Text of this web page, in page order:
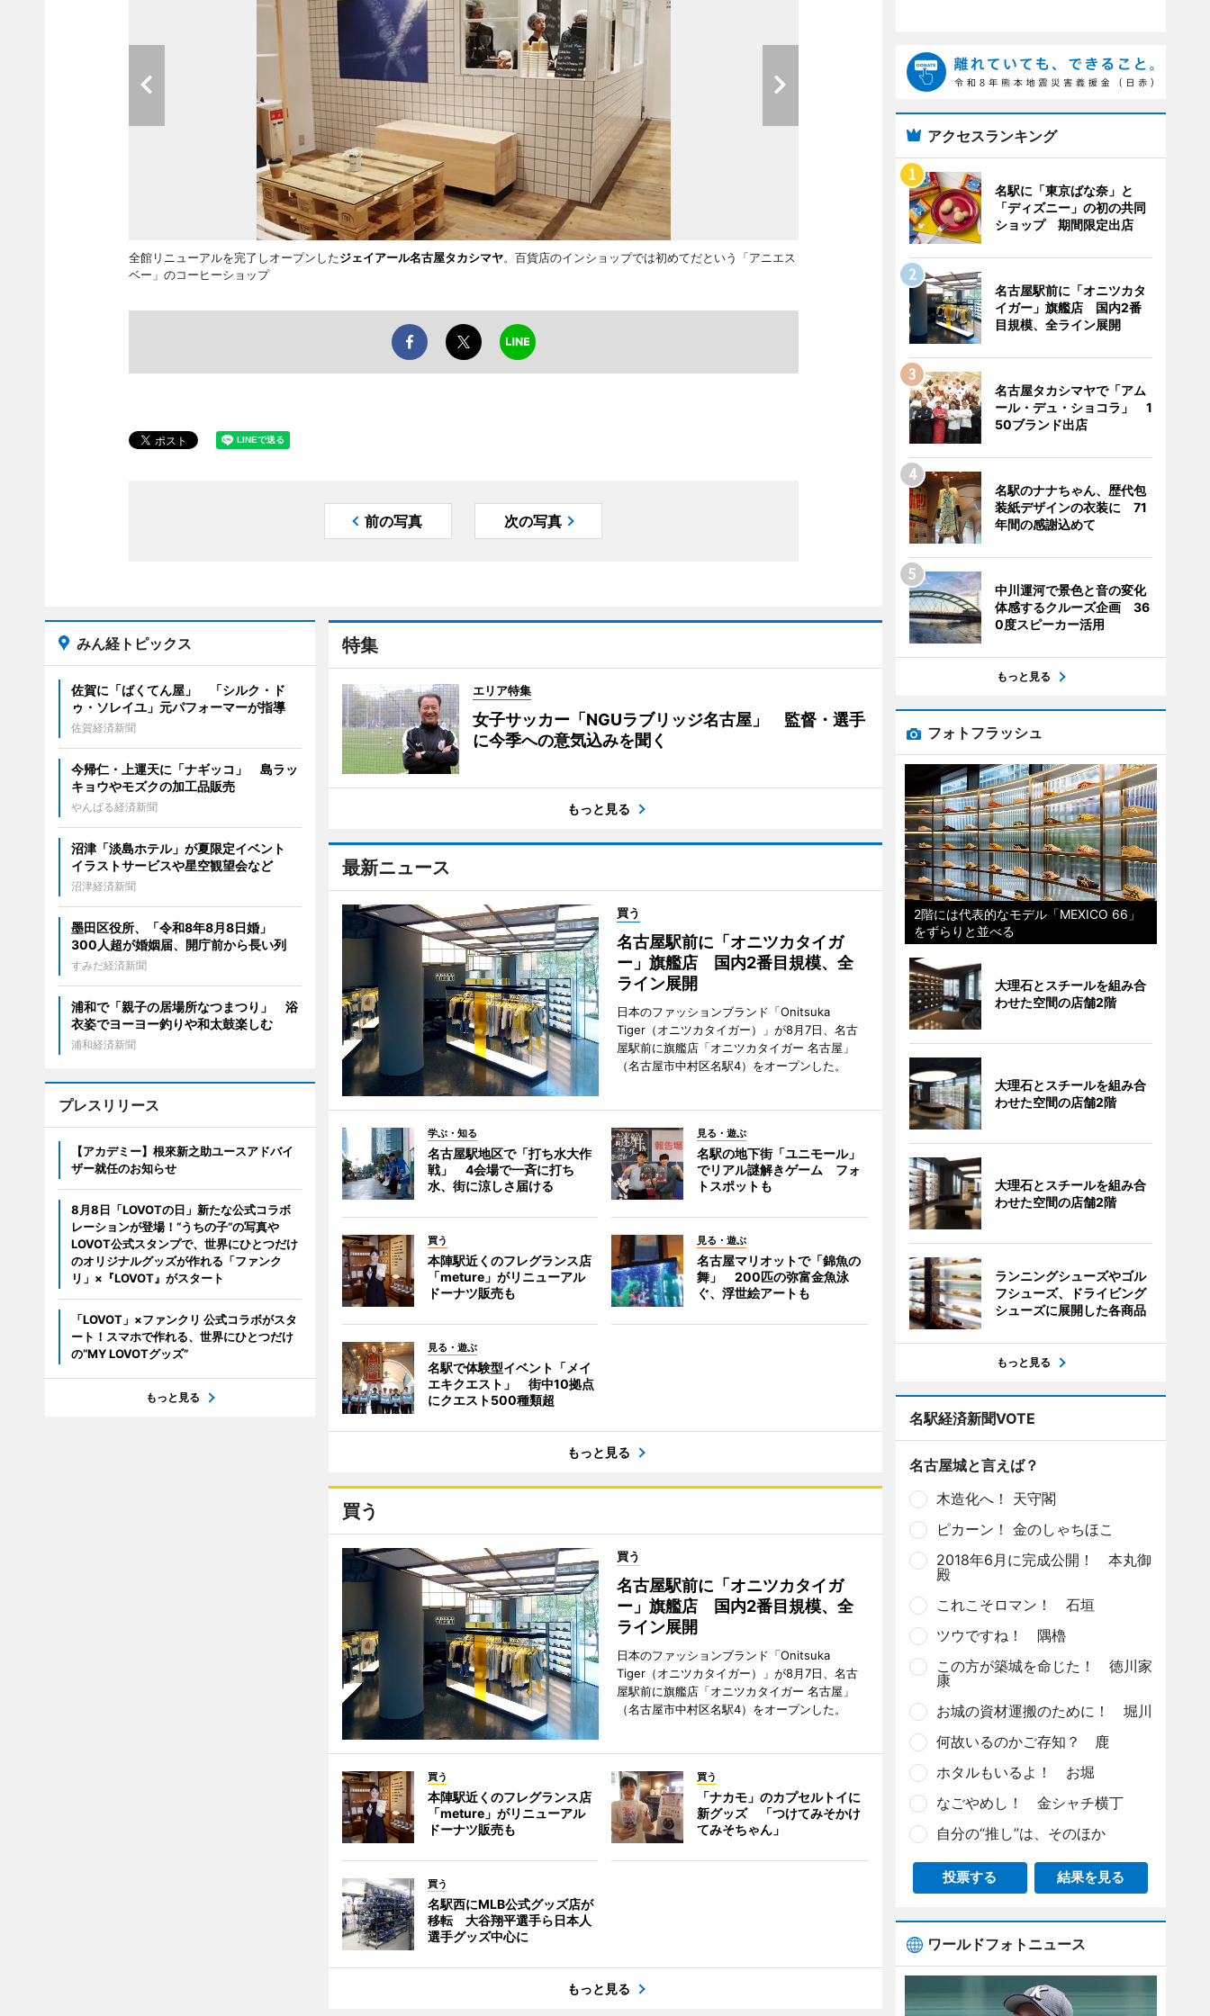
全館リニューアルを完了しオープンしたジェイアール名古屋タカシマヤ。百貨店のインショップでは初めてだという「アニエス
ベー」のコーヒーショップ
前の写真 次の写真
特集
エリア特集
女子サッカー「NGUラブリッジ名古屋」 監督・選手
に今季への意気込みを聞く
もっと見る
最新ニュース
買う
名古屋駅前に「オニツカタイガ
ー」旗艦店 国内2番目規模、全
ライン展開
日本のファッションブランド「Onitsuka
Tiger（オニツカタイガー）」が8月7日、名古
屋駅前に旗艦店「オニツカタイガー 名古屋」
（名古屋市中村区名駅4）をオープンした。
学ぶ・知る
名古屋駅地区で「打ち水大作
戦」 4会場で一斉に打ち
水、街に涼しさ届ける
見る・遊ぶ
名駅の地下街「ユニモール」
でリアル謎解きゲーム フォ
トスポットも
買う
本陣駅近くのフレグランス店
「meture」がリニューアル
ドーナツ販売も
見る・遊ぶ
名古屋マリオットで「錦魚の
舞」 200匹の弥富金魚泳
ぐ、浮世絵アートも
見る・遊ぶ
名駅で体験型イベント「メイ
エキクエスト」 街中10拠点
にクエスト500種類超
もっと見る
買う
買う
名古屋駅前に「オニツカタイガ
ー」旗艦店 国内2番目規模、全
ライン展開
日本のファッションブランド「Onitsuka
Tiger（オニツカタイガー）」が8月7日、名古
屋駅前に旗艦店「オニツカタイガー 名古屋」
（名古屋市中村区名駅4）をオープンした。
買う
本陣駅近くのフレグランス店
「meture」がリニューアル
ドーナツ販売も
買う
「ナカモ」のカプセルトイに
新グッズ 「つけてみそかけ
てみそちゃん」
買う
名駅西にMLB公式グッズ店が
移転 大谷翔平選手ら日本人
選手グッズ中心に
もっと見る
みん経トピックス
佐賀に「ばくてん屋」 「シルク・ド
ゥ・ソレイユ」元パフォーマーが指導
佐賀経済新聞
今帰仁・上運天に「ナギッコ」 島ラッ
キョウやモズクの加工品販売
やんばる経済新聞
沼津「淡島ホテル」が夏限定イベント
イラストサービスや星空観望会など
沼津経済新聞
墨田区役所、「令和8年8月8日婚」
300人超が婚姻届、開庁前から長い列
すみだ経済新聞
浦和で「親子の居場所なつまつり」 浴
衣姿でヨーヨー釣りや和太鼓楽しむ
浦和経済新聞
プレスリリース
【アカデミー】根來新之助ユースアドバイ
ザー就任のお知らせ
8月8日「LOVOTの日」新たな公式コラボ
レーションが登場！“うちの子”の写真や
LOVOT公式スタンプで、世界にひとつだけ
のオリジナルグッズが作れる「ファンク
リ」×『LOVOT』がスタート
「LOVOT」×ファンクリ 公式コラボがスタ
ート！スマホで作れる、世界にひとつだけ
の“MY LOVOTグッズ”
もっと見る
アクセスランキング
名駅に「東京ばな奈」と
「ディズニー」の初の共同
ショップ 期間限定出店
名古屋駅前に「オニツカタ
イガー」旗艦店 国内2番
目規模、全ライン展開
名古屋タカシマヤで「アム
ール・デュ・ショコラ」 1
50ブランド出店
名駅のナナちゃん、歴代包
装紙デザインの衣装に 71
年間の感謝込めて
中川運河で景色と音の変化
体感するクルーズ企画 36
0度スピーカー活用
もっと見る
フォトフラッシュ
2階には代表的なモデル「MEXICO 66」
をずらりと並べる
大理石とスチールを組み合
わせた空間の店舗2階
大理石とスチールを組み合
わせた空間の店舗2階
大理石とスチールを組み合
わせた空間の店舗2階
ランニングシューズやゴル
フシューズ、ドライビング
シューズに展開した各商品
もっと見る
名駅経済新聞VOTE
名古屋城と言えば？
木造化へ！ 天守閣
ピカーン！ 金のしゃちほこ
2018年6月に完成公開！ 本丸御
殿
これこそロマン！ 石垣
ツウですね！ 隅櫓
この方が築城を命じた！ 徳川家
康
お城の資材運搬のために！ 堀川
何故いるのかご存知？ 鹿
ホタルもいるよ！ お堀
なごやめし！ 金シャチ横丁
自分の“推し”は、そのほか
投票する 結果を見る
ワールドフォトニュース